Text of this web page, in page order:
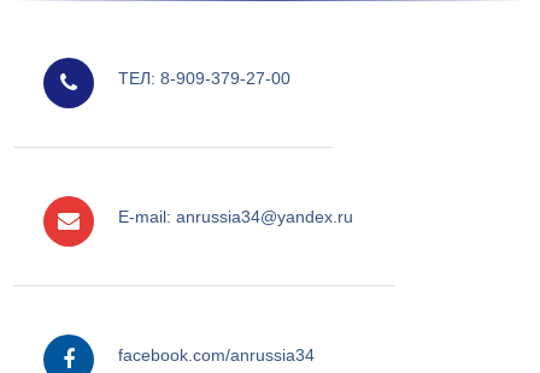
ТЕЛ: 8-909-379-27-00
E-mail: anrussia34@yandex.ru
facebook.com/anrussia34